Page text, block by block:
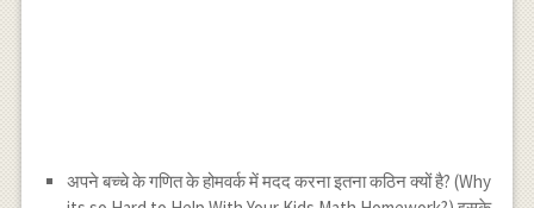
अपने बच्चे के गणित के होमवर्क में मदद करना इतना कठिन क्यों है? (Why